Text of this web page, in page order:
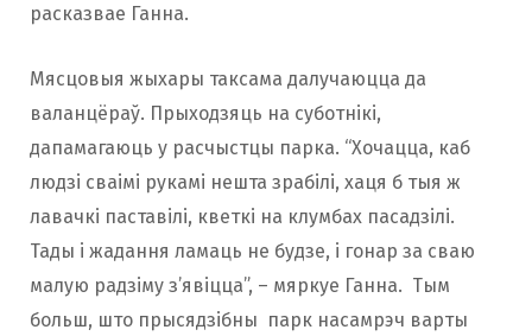
расказвае Ганна.
Мясцовыя жыхары таксама далучаюцца да
валанцёраў. Прыходзяць на суботнікі,
дапамагаюць у расчыстцы парка. “Хочацца, каб
людзі сваімі рукамі нешта зрабілі, хаця б тыя ж
лавачкі паставілі, кветкі на клумбах пасадзілі.
Тады і жадання ламаць не будзе, і гонар за сваю
малую радзіму з’явіцца”, – мяркуе Ганна. Тым
больш, што прысядзібны парк насамрэч варты